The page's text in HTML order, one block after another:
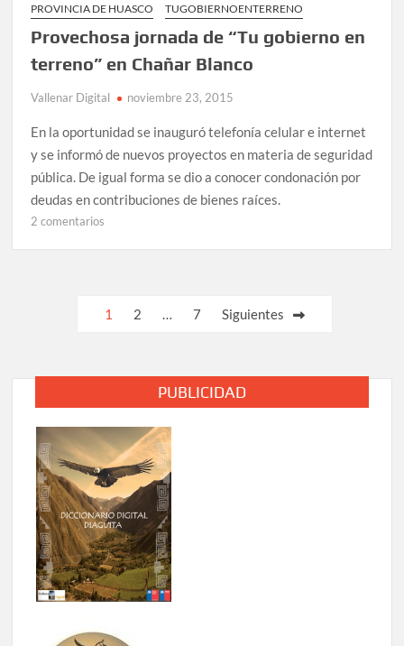
PROVINCIA DE HUASCO TUGOBIERNOENTERRENO
Provechosa jornada de “Tu gobierno en
terreno” en Chañar Blanco
Vallenar Digital noviembre 23, 2015
En la oportunidad se inauguró telefonía celular e internet
y se informó de nuevos proyectos en materia de seguridad
pública. De igual forma se dio a conocer condonación por
deudas en contribuciones de bienes raíces.
2 comentarios
gobierno
en
Paginación
entradas
1 2 7 Siguientes
PUBLICIDAD